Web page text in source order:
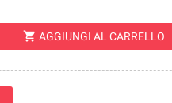
shopping_cart AGGIUNGI AL CARRELLO